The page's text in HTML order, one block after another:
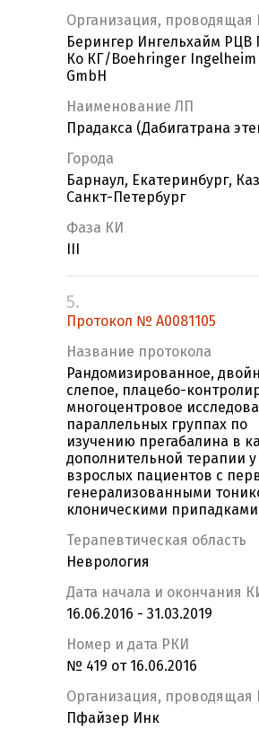
Организация, проводящая
Берингер Ингельхайм РЦВ
Ко КГ/Boehringer Ingelheim
GmbH
Наименование ЛП
Прадакса (Дабигатрана
Города
Барнаул, Екатеринбург,
Санкт-Петербург
Фаза КИ
5.
Протокол № A0081105
Название протокола
Рандомизированное,
слепое, плацебо-
многоцентровое
параллельных группах по
изучению прегабалина в
дополнительной терапии у
взрослых пациентов с
генерализованными
клоническими припадками
Терапевтическая область
Неврология
Дата начала и окончания
16.06.2016 - 31.03.2019
Номер и дата РКИ
№ 419 от 16.06.2016
Организация, проводящая
Пфайзер Инк